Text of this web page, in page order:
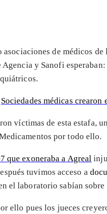
de médicos
y Sanofi esperaban:
Sociedades médicas
víctimas de esta estafa,
por todo ello.
que exoneraba a Agreal
tuvimos acceso a
el laboratorio sabían
ello pues los jueces